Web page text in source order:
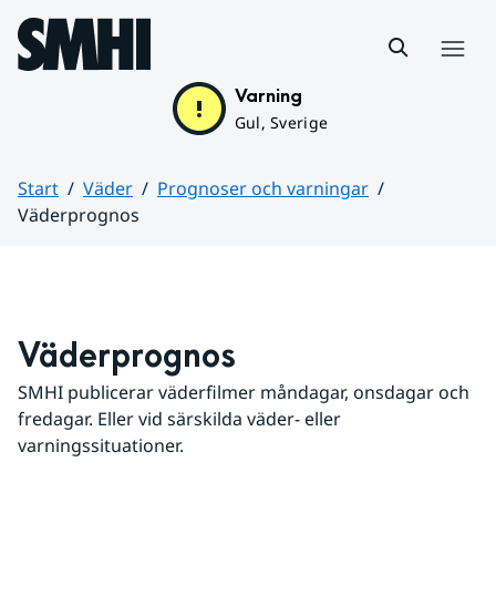
Hoppa till sidans innehåll
Varning
Gul, Sverige
Start Väder
Prognoser och varningar
Väderprognos
Väderprognos
SMHI publicerar väderfilmer måndagar, onsdagar och
fredagar. Eller vid särskilda väder- eller
varningssituationer.